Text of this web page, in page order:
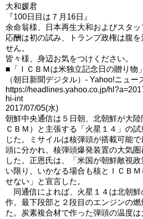
大和媛君
『100日目は７月16日』
余命翁様、日本再生大和およびスタ
応酬は初の試み、トランプ政権は腹を
せん。
皆々様、身辺お気をつけください。
■「ＩＣＢＭは米独立記念日の贈り
（朝日新聞デジタル）- Yahoo!ニュー
https://headlines.yahoo.co.jp/
hi-int
2017/07/05(水)
朝鮮中央通信は５日朝、北朝鮮が大陸
ＣＢＭ）と主張する「火星１４」の
じた。ミサイルは核弾頭が搭載可能
頭に分かれ、核弾頭爆発装置の大気
した。正恩氏は、「米国が朝鮮敵視
い限り、いかなる場合も核とＩＣＢ
せない」と宣言した。
同通信によれば、火星１４は北朝鮮
作。最下段部と２段目のエンジンの
た。炭素複合材で作った弾頭の温度